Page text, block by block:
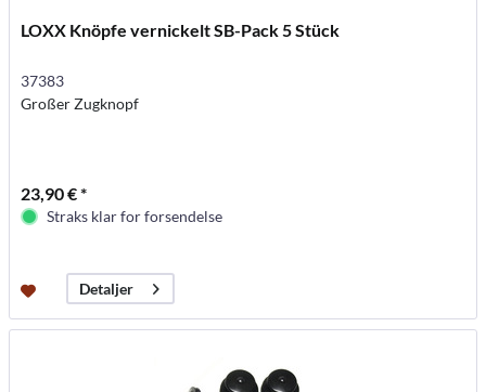
LOXX Knöpfe vernickelt SB-Pack 5 Stück
37383
Großer Zugknopf
23,90 € *
Straks klar for forsendelse
Detaljer